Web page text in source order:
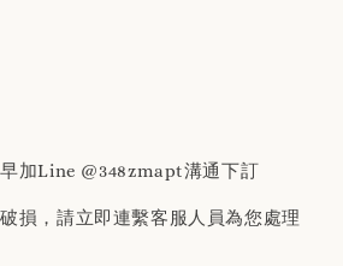
加Line @348zmapt溝通下訂
損，請立即連繫客服人員為您處理